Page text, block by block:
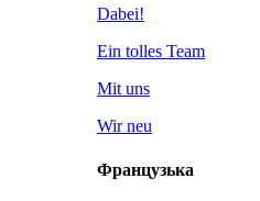
Dabei!
Ein tolles Team
Mit uns
Wir neu
Французька